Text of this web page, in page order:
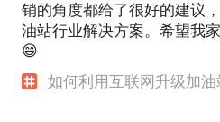
销的角度都给了很好的建议
油站行业解决方案。希望我
😄
如何利用互联网升级加油